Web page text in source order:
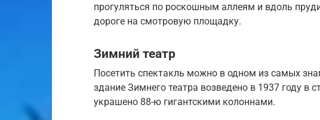
прогуляться по роскошным аллеям и вдоль
дороге на смотровую площадку.
Зимний театр
Посетить спектакль можно в одном из самых
здание Зимнего театра возведено в 1937 году в
украшено 88-ю гигантскими колоннами.